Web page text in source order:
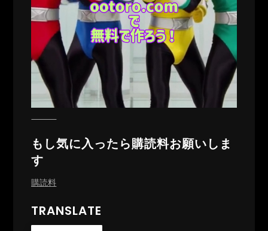
もし気に入ったら購読料お願いしま
す
購読料
TRANSLATE